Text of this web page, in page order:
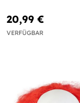
20,99 €
VERFÜGBAR